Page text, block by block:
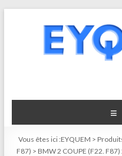
Vous êtes ici :EYQUEM >
F87) > BMW 2 COUPE (F22.